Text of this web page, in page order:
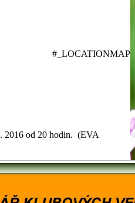
#_LOCATIONMAP
2016 od 20 hodin. (EVA